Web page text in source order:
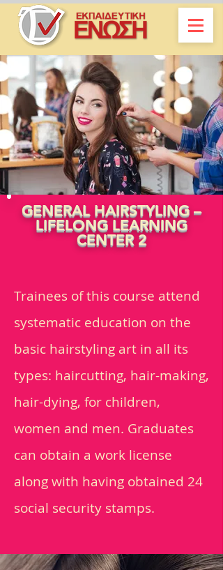
GENERAL HAIRSTYLING –
LIFELONG LEARNING
CENTER 2
Trainees of this course attend
systematic education on the
basic hairstyling art in all its
types: haircutting, hair-making,
hair-dying, for children,
women and men. Graduates
can obtain a work license
along with having obtained 24
social security stamps.